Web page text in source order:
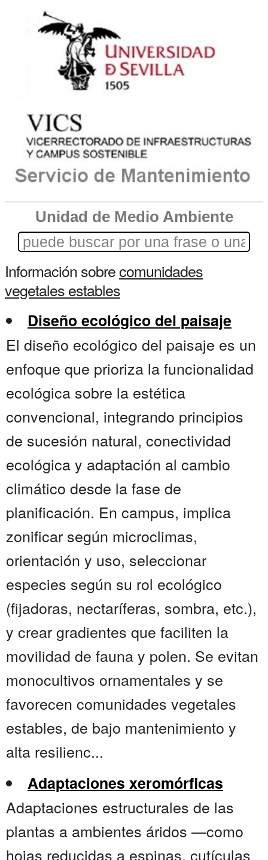
Unidad de Medio Ambiente
Información sobrecomunidades
vegetales estables
Diseño ecológico del paisaje
El diseño ecológico del paisaje es un
enfoque que prioriza la funcionalidad
ecológica sobre la estética
convencional, integrando principios
de sucesión natural, conectividad
ecológica y adaptación al cambio
climático desde la fase de
planificación. En campus, implica
zonificar según microclimas,
orientación y uso, seleccionar
especies según su rol ecológico
(fijadoras, nectaríferas, sombra, etc.),
y crear gradientes que faciliten la
movilidad de fauna y polen. Se evitan
monocultivos ornamentales y se
favorecen comunidades vegetales
estables, de bajo mantenimiento y
alta resilienc...
Adaptaciones xeromórficas
Adaptaciones estructurales de las
plantas a ambientes áridos —como
hojas reducidas a espinas, cutículas